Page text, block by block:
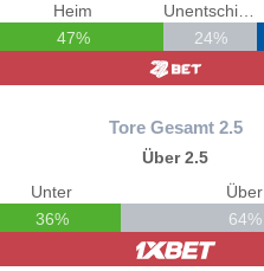
Heim
47%
24%
Tore Gesamt 2.5
Über 2.5
Unter
36%
Über
64%